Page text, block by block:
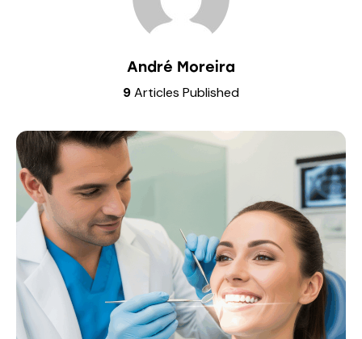
André Moreira
9Articles Published